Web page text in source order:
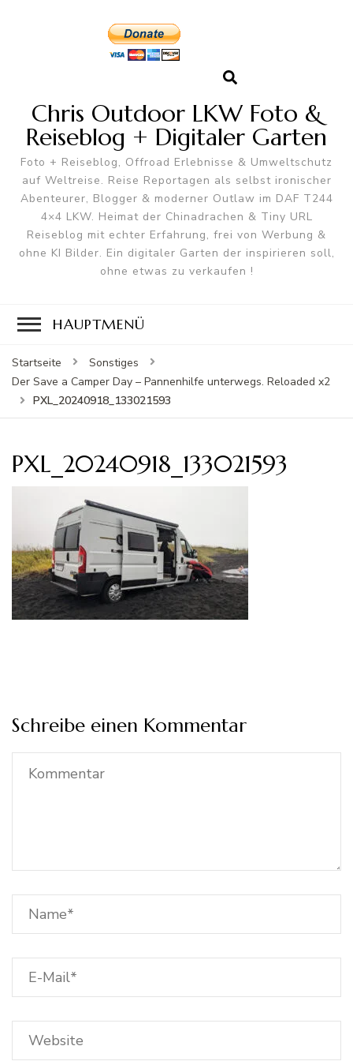
Chris Outdoor LKW Foto &
Reiseblog + Digitaler Garten
Foto + Reiseblog, Offroad Erlebnisse & Umweltschutz
auf Weltreise. Reise Reportagen als selbst ironischer
Abenteurer, Blogger & moderner Outlaw im DAF T244
4×4 LKW. Heimat der Chinadrachen & Tiny URL
Reiseblog mit echter Erfahrung, frei von Werbung &
ohne KI Bilder. Ein digitaler Garten der inspirieren soll,
ohne etwas zu verkaufen !
HAUPTMENÜ
Startseite
Sonstiges
Der Save a Camper Day – Pannenhilfe unterwegs. Reloaded x2
PXL_20240918_133021593
PXL_20240918_133021593
Schreibe einen Kommentar